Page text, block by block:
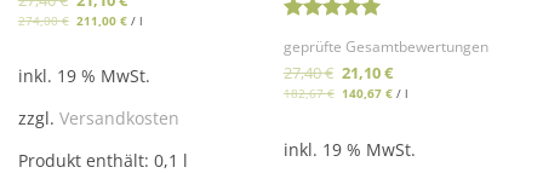
Preis
war:
Preis
ist:
274,00€ 211,00 €/ l
inkl. 19 % MwSt.
zzgl. Versandkosten
Produkt enthält: 0,1 l
mit5von
5
geprüfte Gesamtbewertungen
27,40€ Ursprünglicher
Preis
war:
21,10€Aktueller
Preis
ist:
182,67€ 140,67 €/ l
inkl. 19 % MwSt.